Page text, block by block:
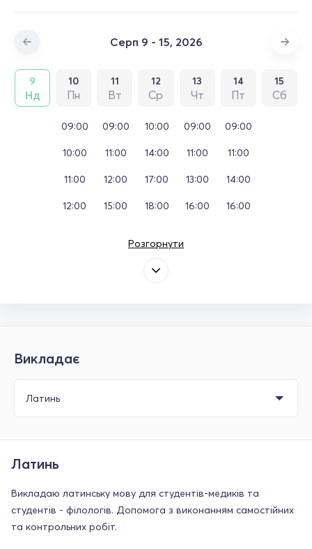
Серп 9 - 15, 2026
9
Нд
10
Пн
11
Вт
12
Ср
13
Чт
14
Пт
15
Сб
09:00
10:00
11:00
12:00
09:00
11:00
12:00
15:00
10:00
14:00
17:00
18:00
09:00
11:00
13:00
16:00
09:00
11:00
14:00
16:00
Розгорнути
Викладає
Латинь
Викладаю латинську мову для студентів-медиків та
студентів - філологів. Допомога з виконанням самостійних
та контрольних робіт.